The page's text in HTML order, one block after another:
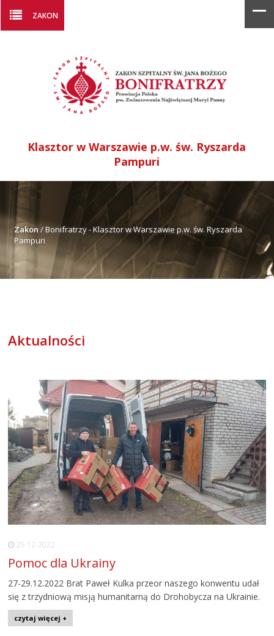
ZAKON
Klasztor w Warszawie p.w. św. Ryszarda
Pampuri
Zakon /Bonifratrzy - Klasztor w Warszawie p.w. św. Ryszarda
Pampuri
Aktualności
29-12-2022
Pomoc dla Ukrainy
27-29.12.2022 Brat Paweł Kulka przeor naszego konwentu udał
się z trzydniową misją humanitarną do Drohobycza na Ukrainie.
czytaj więcej +